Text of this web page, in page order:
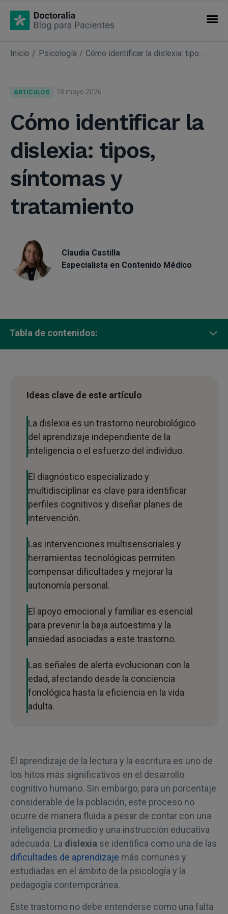
CATEGORÍAS
Especialidades
Inicio Psicología Cómo identificar la dislexia: tipos, síntomas y tratamiento
ARTÍCULOS 18 mayo 2026
Cómo identificar la
dislexia: tipos,
síntomas y
tratamiento
Claudia Castilla
Especialista en Contenido Médico
Tabla de contenidos:
Síntomas e indicadores de riesgo por etapas del
desarrollo
Detección y diagnóstico en el contexto español
Prevalencia y estadísticas
Trastornos asociados (comorbilidad)
Tratamiento e intervención psicopedagógica
Marco legal y protocolos educativos
Impacto emocional y social
Ideas clave de este artículo
La dislexia es un trastorno neurobiológico
del aprendizaje independiente de la
inteligencia o el esfuerzo del individuo.
El diagnóstico especializado y
multidisciplinar es clave para identificar
perfiles cognitivos y diseñar planes de
intervención.
Las intervenciones multisensoriales y
herramientas tecnológicas permiten
compensar dificultades y mejorar la
autonomía personal.
El apoyo emocional y familiar es esencial
para prevenir la baja autoestima y la
ansiedad asociadas a este trastorno.
Las señales de alerta evolucionan con la
edad, afectando desde la conciencia
fonológica hasta la eficiencia en la vida
adulta.
El aprendizaje de la lectura y la escritura es uno de
los hitos más significativos en el desarrollo
cognitivo humano. Sin embargo, para un porcentaje
considerable de la población, este proceso no
ocurre de manera fluida a pesar de contar con una
inteligencia promedio y una instrucción educativa
adecuada. La dislexia se identifica como una de las
dificultades de aprendizaje más comunes y
estudiadas en el ámbito de la psicología y la
pedagogía contemporánea.
Este trastorno no debe entenderse como una falta